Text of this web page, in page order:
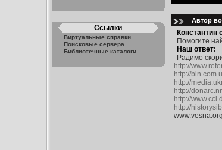
Ссылки
Виртуальные справки
Поисковые сервера
Библиотечные каталоги
Автор
Константин
Помогите
Наш ответ:
Радимо
http://
http://
http://
http://
http://
http://